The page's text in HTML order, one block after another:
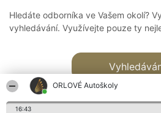
ORLOVÉ Autoškoly
16:43
Hledáte odborníka ve Vašem okolí?
vyhledávání. Využívejte pouze ty